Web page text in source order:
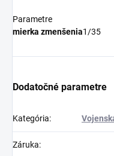
Parametre
mierka zmenšenia1/35
Dodatočné parametre
Kategória:
Záruka: